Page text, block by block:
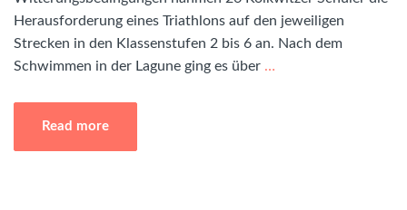
Herausforderung eines Triathlons auf den jeweiligen
Strecken in den Klassenstufen 2 bis 6 an. Nach dem
Schwimmen in der Lagune ging es über …
Read more